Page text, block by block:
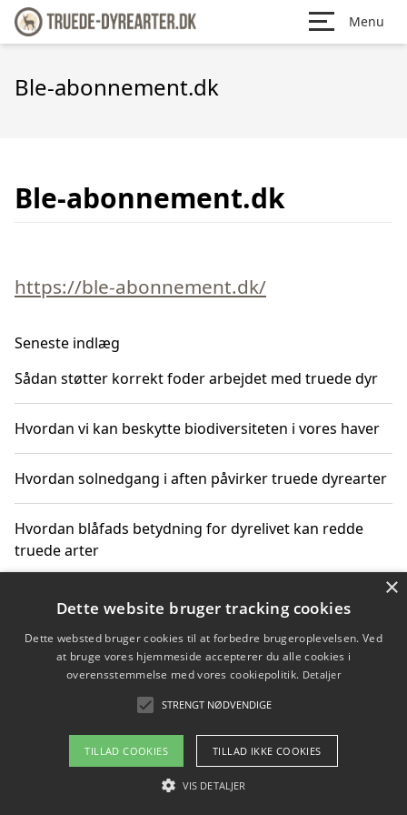
Menu
Ble-abonnement.dk
Ble-abonnement.dk
https://ble-abonnement.dk/
Seneste indlæg
Sådan støtter korrekt foder arbejdet med truede dyr
Hvordan vi kan beskytte biodiversiteten i vores haver
Hvordan solnedgang i aften påvirker truede dyrearter
Hvordan blåfads betydning for dyrelivet kan redde
truede arter
Hvordan kan gaver til unge voksne støtte bevarelsen
Copyright 2026 - Pilanto Aps
Om / kontakt
Blog Betingelser
×
Dette website bruger tracking cookies
Dette websted bruger cookies til at forbedre brugeroplevelsen. Ved
at bruge vores hjemmeside accepterer du alle cookies i
overensstemmelse med vores cookiepolitik. Detaljer
STRENGT NØDVENDIGE
TILLAD COOKIES TILLAD IKKE COOKIES
VIS DETALJER